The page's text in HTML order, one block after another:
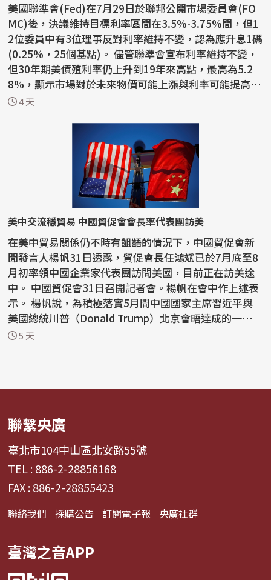
美國聯準會(Fed)在7月29日於聯邦公開市場委員會(FO
MC)後，決議維持目標利率區間在3.5%-3.75%間，但1
2位委員中有3位理事反對利率維持不變，認為應升息1碼
(0.25%，25個基點)。 儘管聯準會宣布利率維持不變，
但30年期美債殖利率仍上升到19年來高點，最高為5.2
8%，顯示市場對於未來物價可能上漲與利率可能提高的
預期。在...
4 天
美中交流穩貿易 中國貿促會會長率代表團訪美
在美中貿易關係仍不時有齟齬的情況下，中國貿促會新
聞發言人楊帆31日透露，貿促會長任鴻斌已於7月底至8
月初率領中國企業家代表團訪問美國，目前正在訪美途
中。 中國貿促會31日召開記者會。楊帆在會中作上述表
示。 楊帆說，為積極落實5月間中國國家主席習近平與
美國總統川普（Donald Trump）北京會晤達成的一系
列...5 天
聯繫央廣
臺北市104中山區北安路55號
TEL : 886-2-28856168
FAX : 886-2-28855423
聯絡我們 採購公告 訂閱電子報 央廣社群
臺灣之音APP